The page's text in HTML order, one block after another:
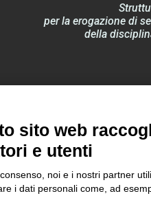
per la erogazione di
della
sito web
e utenti
noi e i nostri partner
i dati personali come, ad